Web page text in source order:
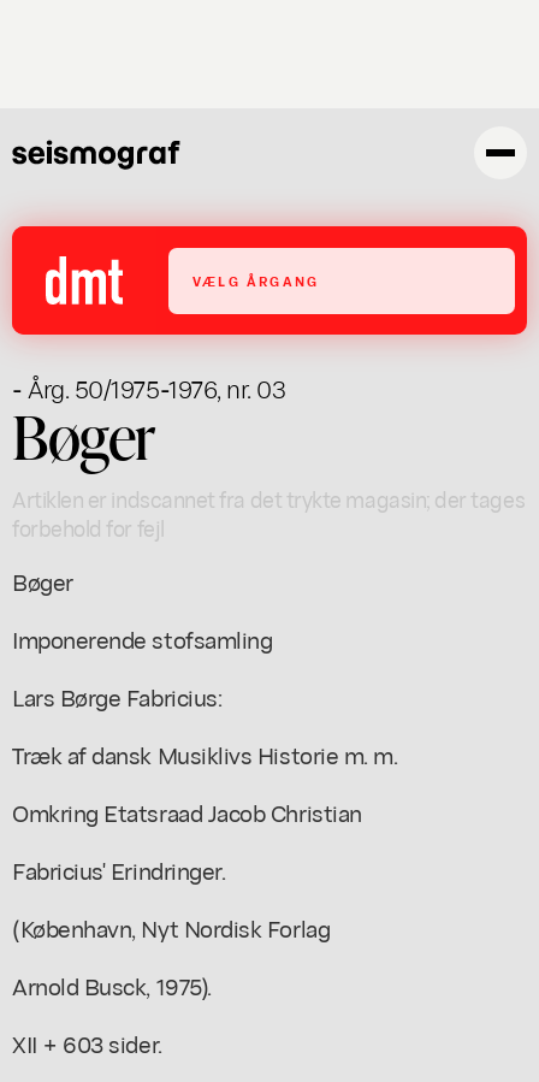
VÆLG ÅRGANG
- Årg. 50/1975-1976, nr. 03
Bøger
Artiklen er indscannet fra det trykte magasin; der tages
forbehold for fejl
Bøger
Imponerende stofsamling
Lars Børge Fabricius:
Træk af dansk Musiklivs Historie m. m.
Omkring Etatsraad Jacob Christian
Fabricius' Erindringer.
(København, Nyt Nordisk Forlag
Arnold Busck, 1975).
XII + 603 sider.